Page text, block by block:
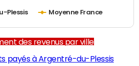
Plessis Moyenne France
des revenus par ville
payés à Argentré-du-Plessis